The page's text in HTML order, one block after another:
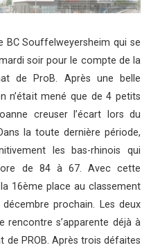
BC Souffelweyersheim qui se
soir pour le compte de la
de ProB. Après une belle
n’était mené que de 4 petits
creuser l’écart lors du
la toute dernière période,
les bas-rhinois qui
de 84 à 67. Avec cette
16ème place au classement
prochain. Les deux
s’apparente déjà à
PROB. Après trois défaites